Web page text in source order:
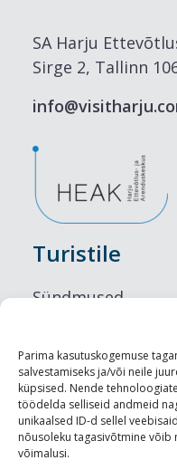
Parima kasutuskogemuse
salvestamiseks ja/või neile
küpsised. Nende
töödelda selliseid andmeid
unikaalsed ID-d sellel
nõusoleku tagasivõtmine
võimalusi.
SA Harju
Sirge 2, Tallinn
Turistile
Sündmused
Maitseelamused
Visit Tallinn